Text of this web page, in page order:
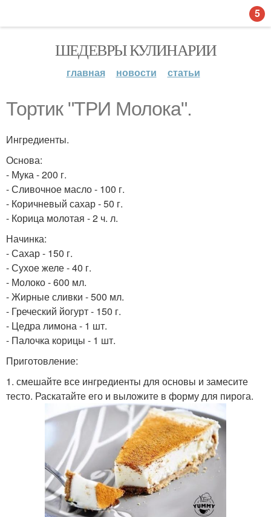
ШЕДЕВРЫ КУЛИНАРИИ
главная новости статьи
Тортик "ТРИ Молока".
Ингредиенты.
Основа:
- Мука - 200 г.
- Сливочное масло - 100 г.
- Коричневый сахар - 50 г.
- Корица молотая - 2 ч. л.
Начинка:
- Сахар - 150 г.
- Сухое желе - 40 г.
- Молоко - 600 мл.
- Жирные сливки - 500 мл.
- Греческий йогурт - 150 г.
- Цедра лимона - 1 шт.
- Палочка корицы - 1 шт.
Приготовление:
1. смешайте все ингредиенты для основы и замесите
тесто. Раскатайте его и выложите в форму для пирога.
5